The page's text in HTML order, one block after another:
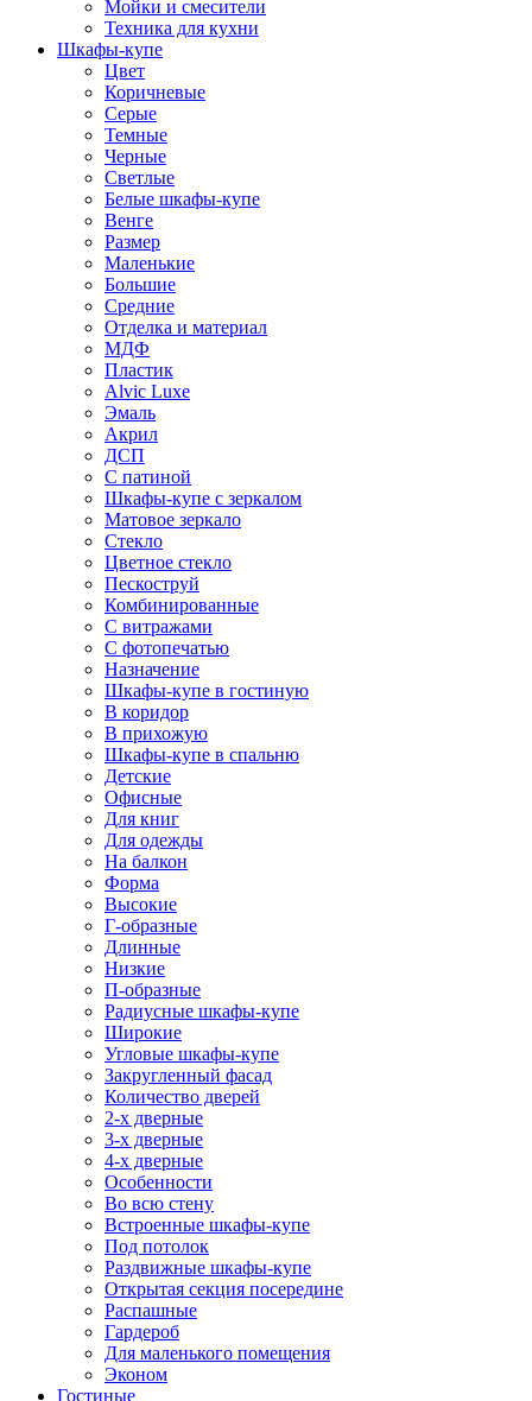
Мойки и смесители
Техника для кухни
Шкафы-купе
Цвет
Коричневые
Серые
Темные
Черные
Светлые
Белые шкафы-купе
Венге
Размер
Маленькие
Большие
Средние
Отделка и материал
МДФ
Пластик
Alvic Luxe
Эмаль
Акрил
ДСП
С патиной
Шкафы-купе с зеркалом
Матовое зеркало
Стекло
Цветное стекло
Пескоструй
Комбинированные
С витражами
С фотопечатью
Назначение
Шкафы-купе в гостиную
В коридор
В прихожую
Шкафы-купе в спальню
Детские
Офисные
Для книг
Для одежды
На балкон
Форма
Высокие
Г-образные
Длинные
Низкие
П-образные
Радиусные шкафы-купе
Широкие
Угловые шкафы-купе
Закругленный фасад
Количество дверей
2-х дверные
3-х дверные
4-х дверные
Особенности
Во всю стену
Встроенные шкафы-купе
Под потолок
Раздвижные шкафы-купе
Открытая секция посередине
Распашные
Гардероб
Для маленького помещения
Эконом
Гостиные